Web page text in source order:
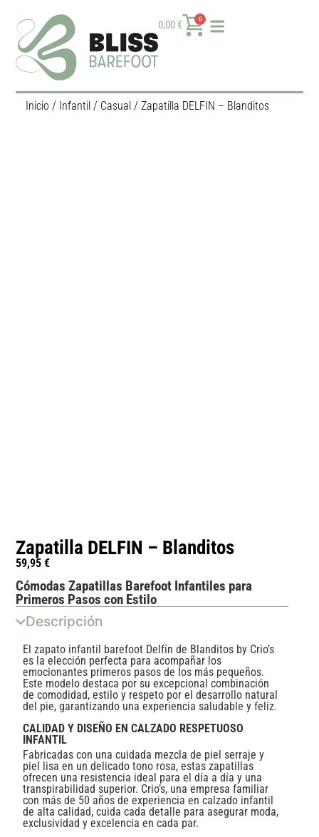
0,00€ 0
Inicio / Infantil/ Casual/ Zapatilla DELFIN – Blanditos
Zapatilla DELFIN – Blanditos
59,95€
Cómodas Zapatillas Barefoot Infantiles para
Primeros Pasos con Estilo
Descripción
El zapato infantil barefoot Delfín de Blanditos by Crio’s
es la elección perfecta para acompañar los
emocionantes primeros pasos de los más pequeños.
Este modelo destaca por su excepcional combinación
de comodidad, estilo y respeto por el desarrollo natural
del pie, garantizando una experiencia saludable y feliz.
CALIDAD Y DISEÑO EN CALZADO RESPETUOSO
INFANTIL
Fabricadas con una cuidada mezcla de piel serraje y
piel lisa en un delicado tono rosa, estas zapatillas
ofrecen una resistencia ideal para el día a día y una
transpirabilidad superior. Crio’s, una empresa familiar
con más de 50 años de experiencia en calzado infantil
de alta calidad, cuida cada detalle para asegurar moda,
exclusividad y excelencia en cada par.